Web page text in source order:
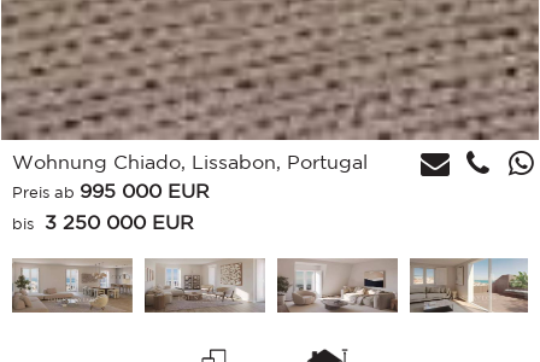
Wohnung Chiado, Lissabon, Portugal
Preis ab 995 000 EUR
bis 3 250 000 EUR